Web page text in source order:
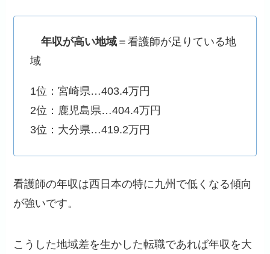
年収が高い地域 ＝看護師が足りている地
域
1位：宮崎県…403.4万円
2位：鹿児島県…404.4万円
3位：大分県…419.2万円
看護師の年収は西日本の特に九州で低くなる傾向
が強いです。
こうした地域差を生かした転職であれば年収を大